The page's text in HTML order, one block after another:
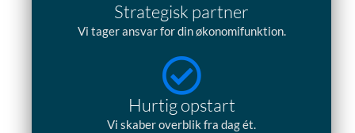
Strategisk partner
Vi tager ansvar for din økonomifunktion.
Hurtig opstart
Vi skaber overblik fra dag ét.